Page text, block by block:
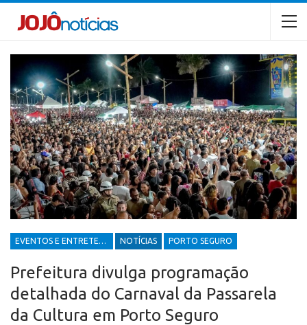
EVENTOS E ENTRETENIMENTOS NOTÍCIAS PORTO SEGURO
Prefeitura divulga programação
detalhada do Carnaval da Passarela
da Cultura em Porto Seguro